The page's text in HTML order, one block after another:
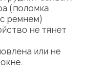
(поломка
ремнем)
не тянет
или не